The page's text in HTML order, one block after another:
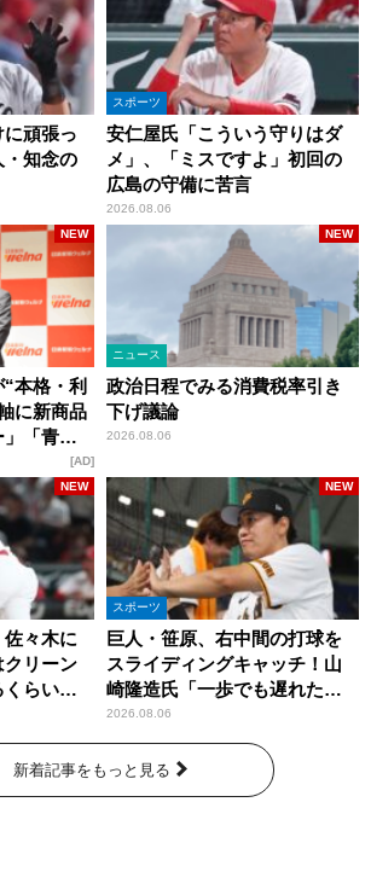
頑張っ
・知念の
スポーツ
安仁屋氏「こういう守りはダ
メ」、「ミスですよ」初回の
広島の守備に苦言
2026.08.06
本格・利
に新商品
「青の
NEW
AD
ニュース
政治日程でみる消費税率引き
下げ議論
2026.08.06
NEW
々木に
クリーン
らいま
NEW
スポーツ
巨人・笹原、右中間の打球を
スライディングキャッチ！山
崎隆造氏「一歩でも遅れた
ら…」
2026.08.06
NEW
新着記事をもっと見る